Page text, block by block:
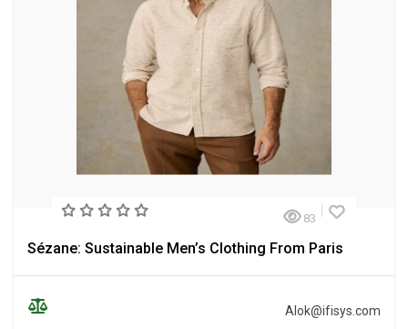
83
Sézane: Sustainable Men’s Clothing From Paris
Alok@ifisys.com